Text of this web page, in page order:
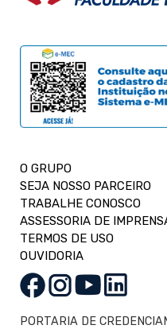
O GRUPO
SEJA NOSSO PARCEIRO
TRABALHE CONOSCO
ASSESSORIA DE
TERMOS DE USO
OUVIDORIA
PORTARIA DE